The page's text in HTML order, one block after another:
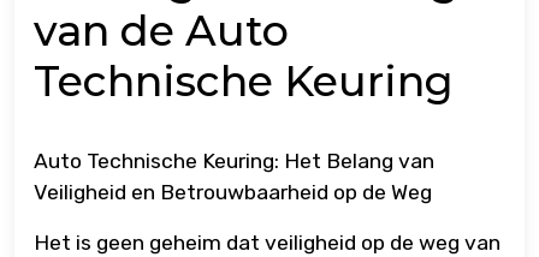
van de Auto
Technische Keuring
Auto Technische Keuring: Het Belang van
Veiligheid en Betrouwbaarheid op de Weg
Het is geen geheim dat veiligheid op de weg van